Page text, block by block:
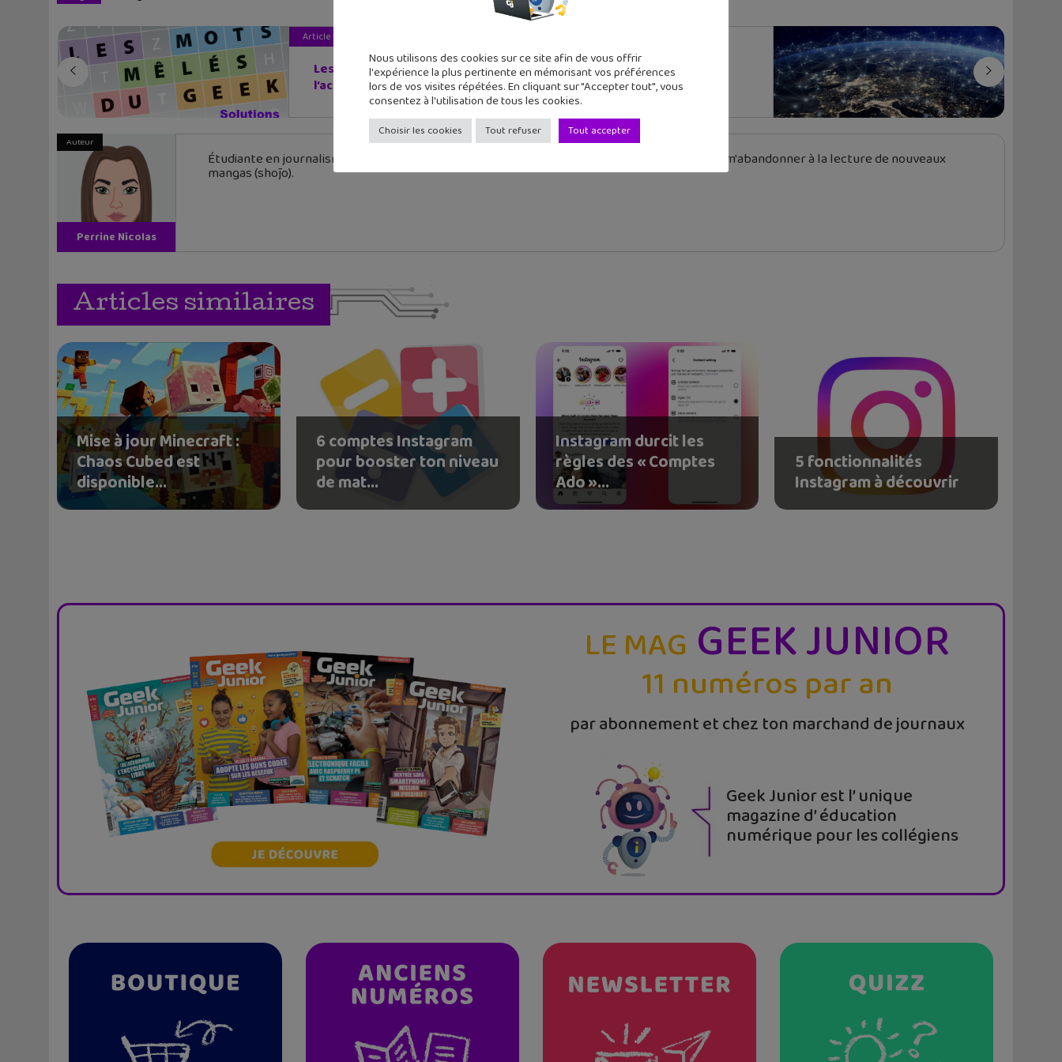
Article précédent
Les jeux du geek : suivre
l’actual...
Internet par satellite : la
nouvel...
Auteur
Perrine Nicolas
Étudiante en journalisme, passionnée d'E-sport. J'aime regarder des animés le week-end et m'abandonner à la lecture de nouveaux
mangas (shōjo).
Articles similaires
Mise à jour Minecraft :
Chaos Cubed est
disponible...
6 comptes Instagram
pour booster ton niveau
de mat...
Instagram durcit les
règles des « Comptes
Ado »...
5 fonctionnalités
Instagram à découvrir
LE MAG GEEK JUNIOR
11 numéros par an
par abonnement et chez ton marchand de journaux
Geek Junior est l’ unique
magazine d’ éducation
numérique pour les collégiens
Nous utilisons des cookies sur ce site afin de vous offrir
l'expérience la plus pertinente en mémorisant vos préférences
lors de vos visites répétées. En cliquant sur "Accepter tout", vous
consentez à l'utilisation de tous les cookies.
Choisir les cookies Tout refuser Tout accepter